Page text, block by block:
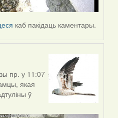
каб пакідаць каментары.
пр. у 11:07
якая
ў